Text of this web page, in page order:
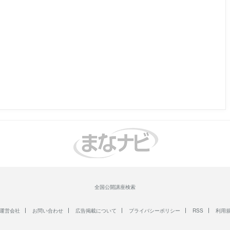
全国公開講座検索
営会社 お問い合わせ 広告掲載について プライバシーポリシー RSS 利用